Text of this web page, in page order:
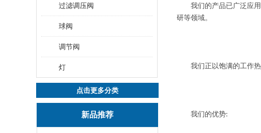
过滤调压阀
球阀
调节阀
灯
点击更多分类
新品推荐
我们的产品已广泛应用
研等领域。
我们正以饱满的工作热
我们的优势: